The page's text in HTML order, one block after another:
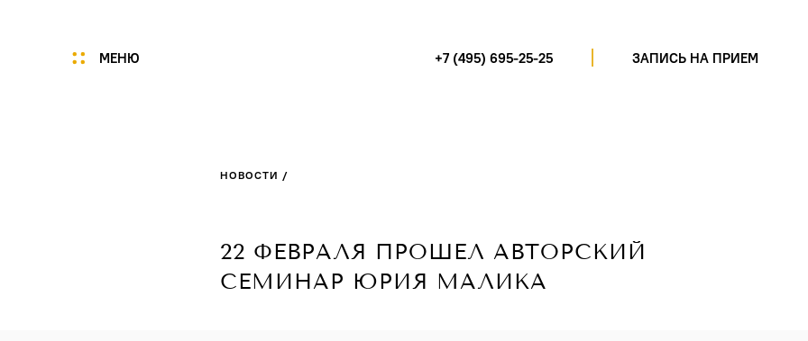
МЕНЮ +7 (495) 695-25-25 ЗАПИСЬ НА ПРИЕМ
Портфолио
Специалисты
НОВОСТИ /
22 ФЕВРАЛЯ ПРОШЕЛ АВТОРСКИЙ
СЕМИНАР ЮРИЯ МАЛИКА